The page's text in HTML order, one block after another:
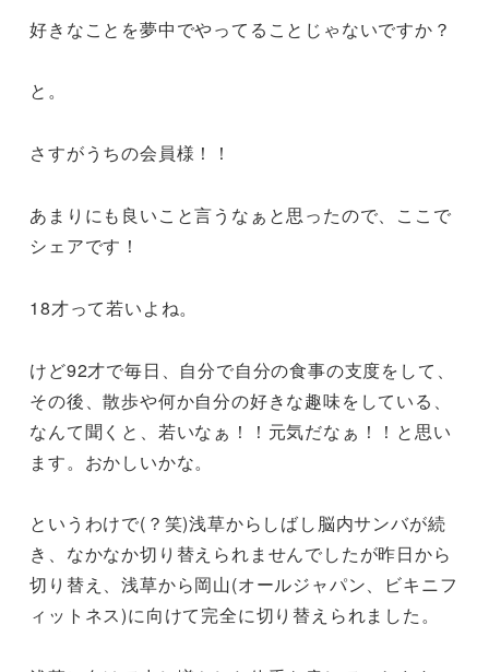
好きなことを夢中でやってることじゃないですか？
と。
さすがうちの会員様！！
あまりにも良いこと言うなぁと思ったので、ここで
シェアです！
18才って若いよね。
けど92才で毎日、自分で自分の食事の支度をして、
その後、散歩や何か自分の好きな趣味をしている、
なんて聞くと、若いなぁ！！元気だなぁ！！と思い
ます。おかしいかな。
というわけで(？笑)浅草からしばし脳内サンバが続
き、なかなか切り替えられませんでしたが昨日から
切り替え、浅草から岡山(オールジャパン、ビキニフ
ィットネス)に向けて完全に切り替えられました。